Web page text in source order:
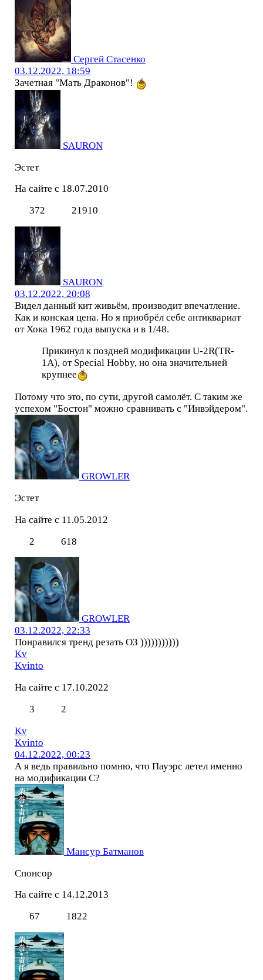
Сергей Стасенко
03.12.2022, 18:59
Зачетная "Мать Драконов"!
SAURON
Эстет
На сайте с 18.07.2010
372
21910
SAURON
03.12.2022, 20:08
Видел данный кит живьём, производит впечатление.
Как и конская цена. Но я приобрёл себе антиквариат
от Хока 1962 года выпуска и в 1/48.
Прикинул к поздней модификации U-2R(TR-
1A), от Special Hobby, но она значительней
крупнее
Потому что это, по сути, другой самолёт. С таким же
успехом "Бостон" можно сравнивать с "Инвэйдером".
GROWLER
Эстет
На сайте с 11.05.2012
2
618
GROWLER
03.12.2022, 22:33
Понравился тренд резать ОЗ )))))))))))
Kv
Kvinto
На сайте с 17.10.2022
3
2
Kv
Kvinto
04.12.2022, 00:23
А я ведь правильно помню, что Пауэрс летел именно
на модификации С?
Мансур Батманов
Спонсор
На сайте с 14.12.2013
67
1822